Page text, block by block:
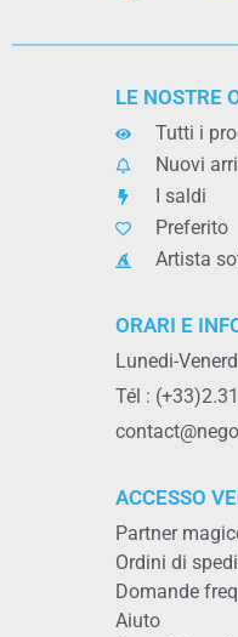
LE NOSTRE
Tutti i
Nuovi
I saldi
Preferito
Artista
ORARI E
Lunedi-
Tél :
ACCESSO
Partner
Ordini di
Domande
Aiuto